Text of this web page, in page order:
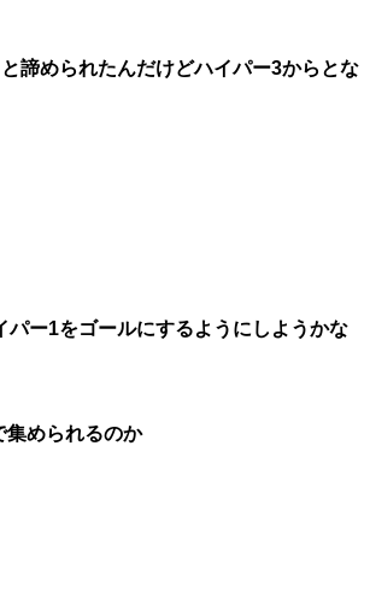
M
諦められたんだけどハイパー3からとな
ー1をゴールにするようにしようかな
められるのか